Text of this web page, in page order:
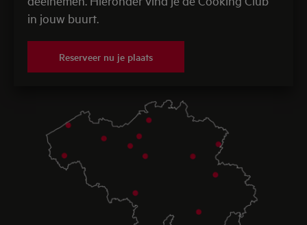
in jouw buurt.
Reserveer nu je plaats